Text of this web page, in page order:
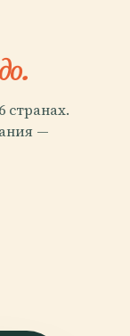
странах.
—